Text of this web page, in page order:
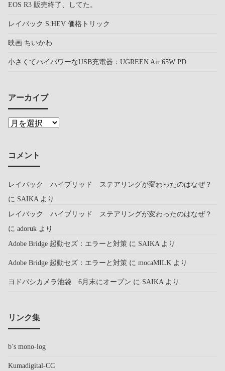
EOS R3 販売終了、してた。
レイバック S:HEV 価格トリック
映画 ちいかわ
小さくてハイパワーなUSB充電器：UGREEN Air 65W PD
アーカイブ
コメント
レイバック ハイブリッド ステアリングが変わったのはなぜ？
に SAIKA より
レイバック ハイブリッド ステアリングが変わったのはなぜ？
に adoruk より
Adobe Bridge 起動セズ：エラーと対策 に SAIKA より
Adobe Bridge 起動セズ：エラーと対策 に mocaMILK より
ヨドバシカメラ池袋 6月末にオープン に SAIKA より
リンク集
b’s mono-log
Kumadigital-CC